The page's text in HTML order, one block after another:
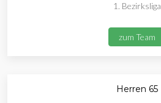
1. Bezirksliga
zum Team
Herren 65